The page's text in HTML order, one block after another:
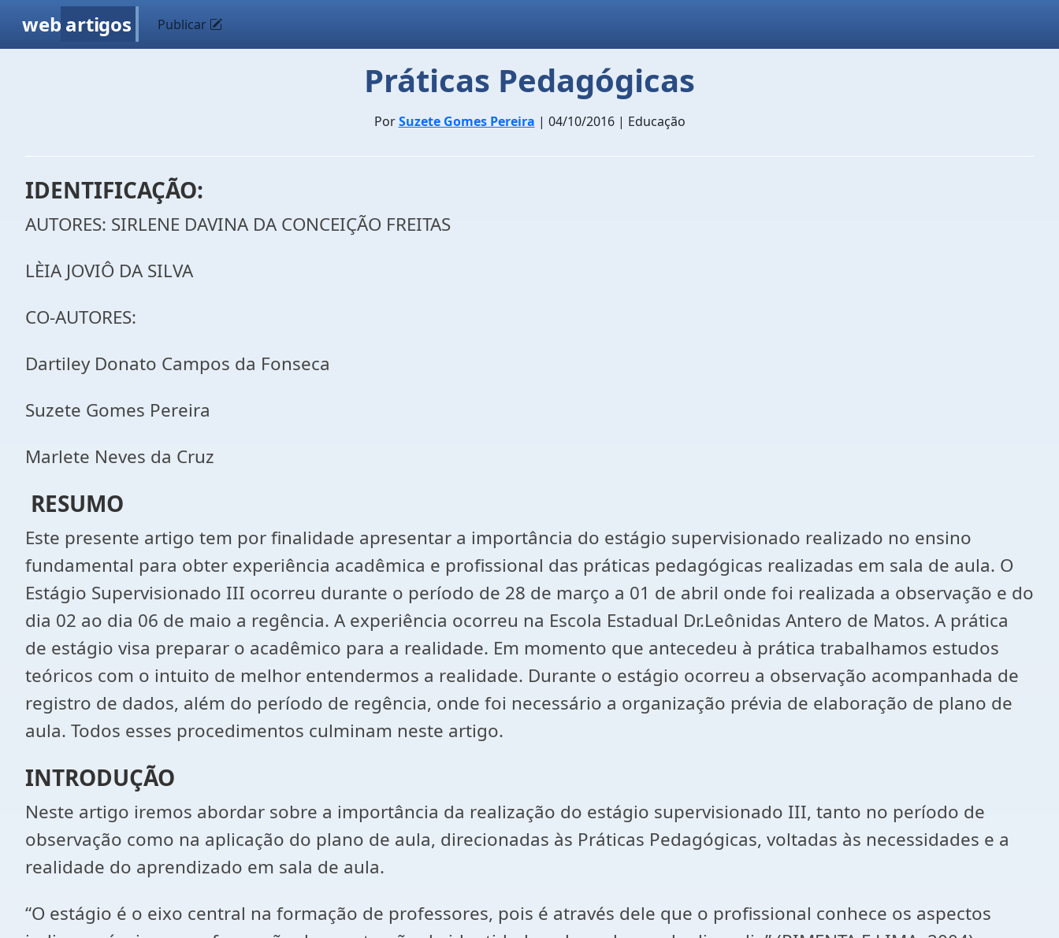
web artigos Publicar
Práticas Pedagógicas
PorSuzete Gomes Pereira | 04/10/2016 | Educação
IDENTIFICAÇÃO:
AUTORES: SIRLENE DAVINA DA CONCEIÇÃO FREITAS
LÈIA JOVIÔ DA SILVA
CO-AUTORES:
Dartiley Donato Campos da Fonseca
Suzete Gomes Pereira
Marlete Neves da Cruz
RESUMO
Este presente artigo tem por finalidade apresentar a importância do estágio supervisionado realizado no ensino
fundamental para obter experiência acadêmica e profissional das práticas pedagógicas realizadas em sala de aula. O
Estágio Supervisionado III ocorreu durante o período de 28 de março a 01 de abril onde foi realizada a observação e do
dia 02 ao dia 06 de maio a regência. A experiência ocorreu na Escola Estadual Dr.Leônidas Antero de Matos. A prática
de estágio visa preparar o acadêmico para a realidade. Em momento que antecedeu à prática trabalhamos estudos
teóricos com o intuito de melhor entendermos a realidade. Durante o estágio ocorreu a observação acompanhada de
registro de dados, além do período de regência, onde foi necessário a organização prévia de elaboração de plano de
aula. Todos esses procedimentos culminam neste artigo.
INTRODUÇÃO
Neste artigo iremos abordar sobre a importância da realização do estágio supervisionado III, tanto no período de
observação como na aplicação do plano de aula, direcionadas às Práticas Pedagógicas, voltadas às necessidades e a
realidade do aprendizado em sala de aula.
“O estágio é o eixo central na formação de professores, pois é através dele que o profissional conhece os aspectos